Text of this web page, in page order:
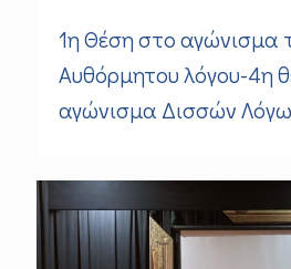
1η Θέση στο αγώνισμα
Αυθόρμητου λόγου-4η
αγώνισμα Δισσών